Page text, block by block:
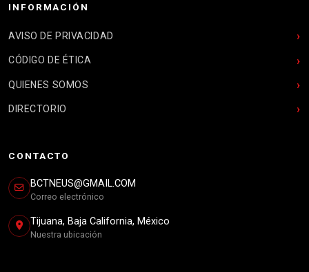
INFORMACIÓN
AVISO DE PRIVACIDAD
CÓDIGO DE ÉTICA
QUIENES SOMOS
DIRECTORIO
CONTACTO
BCTNEUS@GMAIL.COM
Correo electrónico
Tijuana, Baja California, México
Nuestra ubicación